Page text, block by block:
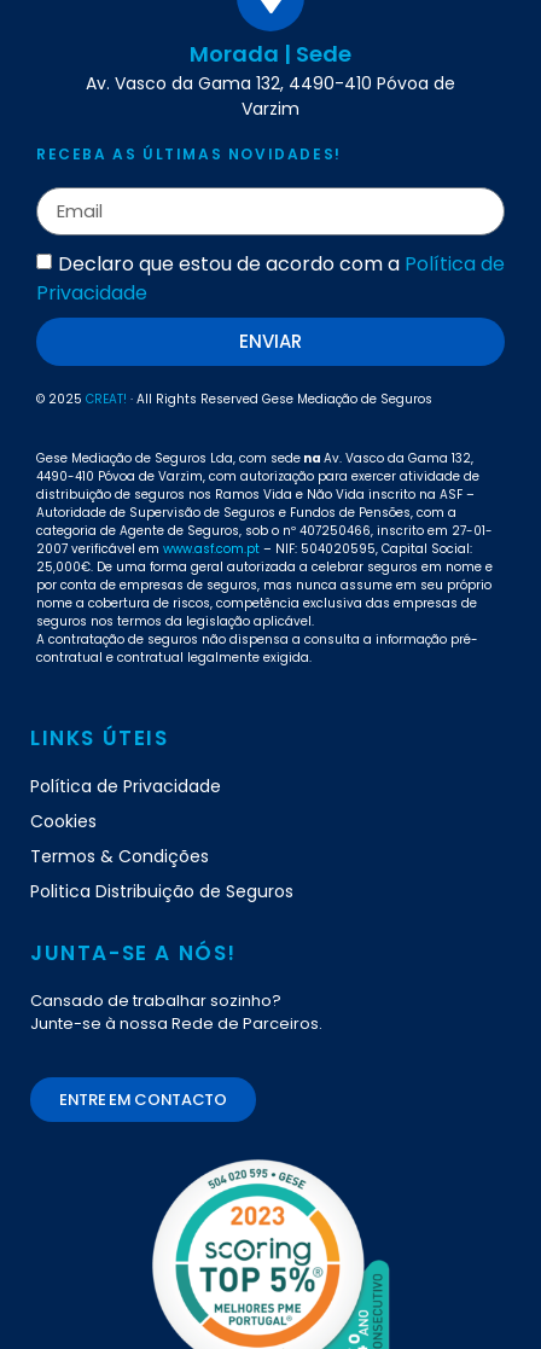
Morada | Sede
Av. Vasco da Gama 132, 4490-410 Póvoa de
Varzim
RECEBA AS ÚLTIMAS NOVIDADES!
Declaro que estou de acordo com a Política de
Privacidade
ENVIAR
© 2025 CREAT! · All Rights Reserved Gese Mediação de Seguros
Gese Mediação de Seguros Lda, com sede na Av. Vasco da Gama 132,
4490-410 Póvoa de Varzim, com autorização para exercer atividade de
distribuição de seguros nos Ramos Vida e Não Vida inscrito na ASF –
Autoridade de Supervisão de Seguros e Fundos de Pensões, com a
categoria de Agente de Seguros, sob o nº 407250466, inscrito em 27-01-
2007 verificável em www.asf.com.pt – NIF: 504020595, Capital Social:
25,000€. De uma forma geral autorizada a celebrar seguros em nome e
por conta de empresas de seguros, mas nunca assume em seu próprio
nome a cobertura de riscos, competência exclusiva das empresas de
seguros nos termos da legislação aplicável.
A contratação de seguros não dispensa a consulta a informação pré-
contratual e contratual legalmente exigida.
LINKS ÚTEIS
Política de Privacidade
Cookies
Termos & Condições
Politica Distribuição de Seguros
JUNTA-SE A NÓS!
Cansado de trabalhar sozinho?
Junte-se à nossa Rede de Parceiros.
ENTRE EM CONTACTO